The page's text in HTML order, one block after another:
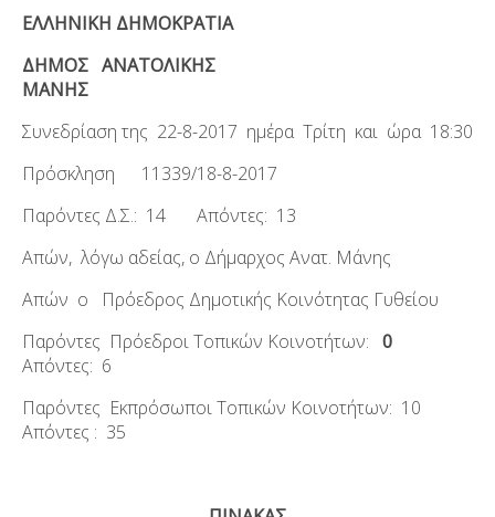
ΕΛΛΗΝΙΚΗ ΔΗΜΟΚΡΑΤΙΑ
ΔΗΜΟΣ ΑΝΑΤΟΛΙΚΗΣ
ΜΑΝΗΣ
Συνεδρίαση της 22-8-2017 ημέρα Τρίτη και ώρα 18:30
Πρόσκληση 11339/18-8-2017
Παρόντες Δ.Σ.: 14 Απόντες: 13
Απών, λόγω αδείας, ο Δήμαρχος Ανατ. Μάνης
Απών ο Πρόεδρος Δημοτικής Κοινότητας Γυθείου
Παρόντες Πρόεδροι Τοπικών Κοινοτήτων: 0
Απόντες: 6
Παρόντες Εκπρόσωποι Τοπικών Κοινοτήτων: 10
Απόντες : 35